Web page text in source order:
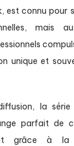
est connu pour
mais
unique et
la
parfait de
grâce à la